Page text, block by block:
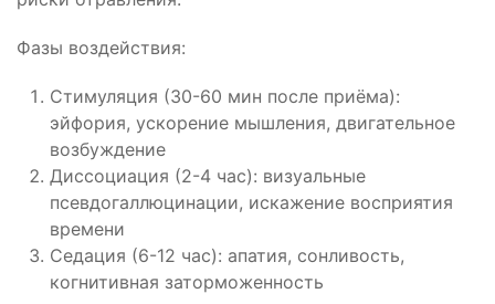
Фазы воздействия:
Стимуляция (30-60 мин после приёма):
эйфория, ускорение мышления, двигательное
возбуждение
Диссоциация (2-4 час): визуальные
псевдогаллюцинации, искажение восприятия
времени
Седация (6-12 час): апатия, сонливость,
когнитивная заторможенность